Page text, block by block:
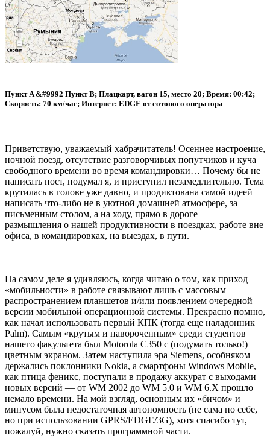
Пункт A &#9992 Пункт B; Плацкарт, вагон 15, место 20; Время: 00:42;
Скорость: 70 км/час; Интернет: EDGE от сотового оператора
Приветствую, уважаемый хабрачитатель! Осеннее настроение,
ночной поезд, отсутствие разговорчивых попутчиков и куча
свободного времени во время командировки… Почему бы не
написать пост, подумал я, и приступил незамедлительно. Тема
крутилась в голове уже давно, и продиктована самой идеей
написать что-либо не в уютной домашней атмосфере, за
письменным столом, а на ходу, прямо в дороге —
размышления о нашей продуктивности в поездках, работе вне
офиса, в командировках, на выездах, в пути.
На самом деле я удивляюсь, когда читаю о том, как приход
«мобильности» в работе связывают лишь с массовым
распространением планшетов и/или появлением очередной
версии мобильной операционной системы. Прекрасно помню,
как начал использовать первый КПК (тогда еще наладонник
Palm). Самым «крутым и навороченным» среди студентов
нашего факультета был Motorola C350 с (подумать только!)
цветным экраном. Затем наступила эра Siemens, особняком
держались поклонники Nokia, а смартфоны Windows Mobile,
как птица феникс, поступали в продажу аккурат с выходами
новых версий — от WM 2002 до WM 5.0 и WM 6.X прошло
немало времени. На мой взгляд, основным их «бичом» и
минусом была недостаточная автономность (не сама по себе,
но при использовании GPRS/EDGE/3G), хотя спасибо тут,
пожалуй, нужно сказать программной части.